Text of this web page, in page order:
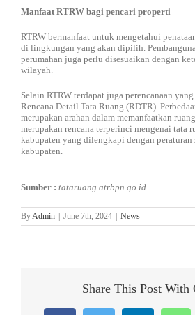
Manfaat RTRW bagi pencari properti
RTRW bermanfaat untuk mengetahui
di lingkungan yang akan dipilih.
perumahan juga perlu disesuaikan dengan
wilayah.
Selain RTRW terdapat juga perencanaan
Rencana Detail Tata Ruang (RDTR).
merupakan arahan dalam memanfaatkan
merupakan rencana terperinci mengenai tata
kabupaten yang dilengkapi dengan peraturan
kabupaten.
Sumber : tataruang.atrbpn.go.id
ByAdmin June 7th, 2024 News
Share This Post With